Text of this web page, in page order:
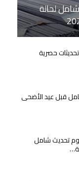
لحالة
حصرية
قبل عيد الأضحى
تحديث شامل